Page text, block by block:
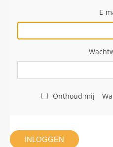
E-
Onthoud mij
INLOGGEN